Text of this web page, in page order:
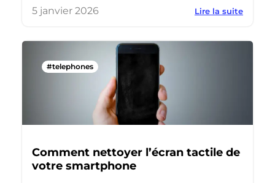
5 janvier 2026 Lire la suite
#telephones
Comment nettoyer l’écran tactile de
votre smartphone